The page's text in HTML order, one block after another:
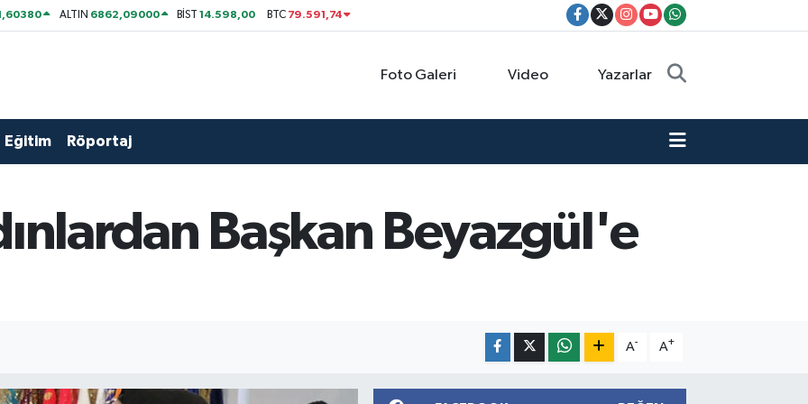
ALTIN 6862,09000 BİST14.598,00 BTC 79.591,74
Foto Galeri Video Yazarlar
Eğitim Röportaj
Başkan Beyazgül'e
A- A+